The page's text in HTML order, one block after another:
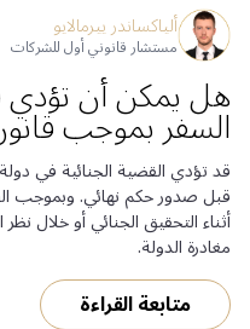
ألياكساندر ييرمالايو
مستشار قانوني أول للشركات
هل يمكن أن تؤدي
السفر بموجب
قد تؤدي القضية الجنائية في
قبل صدور حكم نهائي. وبموجب
أثناء التحقيق الجنائي أو خلال
مغادرة الدولة.
متابعة القراءة